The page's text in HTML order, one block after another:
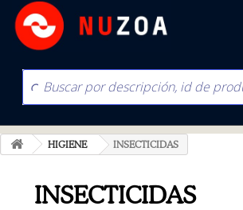
HIGIENE INSECTICIDAS
INSECTICIDAS